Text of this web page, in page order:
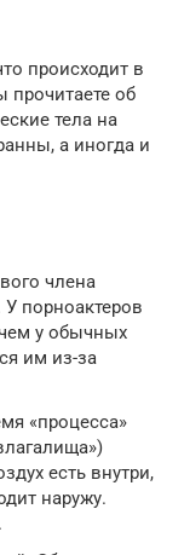
происходит в
об
тела на
а иногда и
члена
У порноактеров
у обычных
им из-за
«процесса»
есть внутри,
наружу.